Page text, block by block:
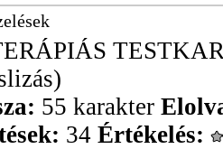
55 karakter
34 Értékelés: